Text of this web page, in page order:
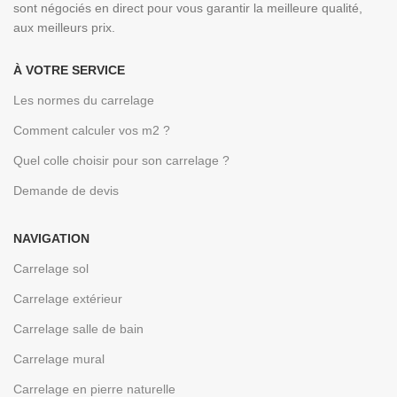
sont négociés en direct pour vous garantir la meilleure qualité,
aux meilleurs prix.
À VOTRE SERVICE
Les normes du carrelage
Comment calculer vos m2 ?
Quel colle choisir pour son carrelage ?
Demande de devis
NAVIGATION
Carrelage sol
Carrelage extérieur
Carrelage salle de bain
Carrelage mural
Carrelage en pierre naturelle